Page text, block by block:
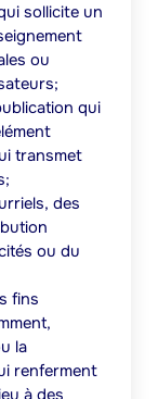
sollicite un
ou
qui
transmet
des
ou du
fins
la
renferment